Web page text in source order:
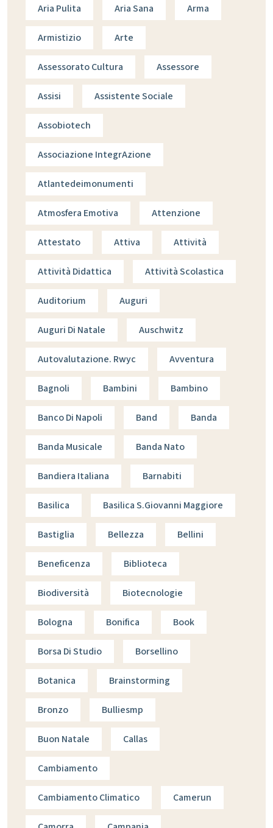
Aria Pulita Aria Sana Arma
Armistizio Arte
Assessorato Cultura Assessore
Assisi Assistente Sociale
Assobiotech
Associazione IntegrAzione
Atlantedeimonumenti
Atmosfera Emotiva Attenzione
Attestato Attiva Attività
Attività Didattica Attività Scolastica
Auditorium Auguri
Auguri Di Natale Auschwitz
Autovalutazione. Rwyc Avventura
Bagnoli Bambini Bambino
Banco Di Napoli Band Banda
Banda Musicale Banda Nato
Bandiera Italiana Barnabiti
Basilica Basilica S.giovanni Maggiore
Bastiglia Bellezza Bellini
Beneficenza Biblioteca
Biodiversità Biotecnologie
Bologna Bonifica Book
Borsa Di Studio Borsellino
Botanica Brainstorming
Bronzo Bulliesmp
Buon Natale Callas
Cambiamento
Cambiamento Climatico Camerun